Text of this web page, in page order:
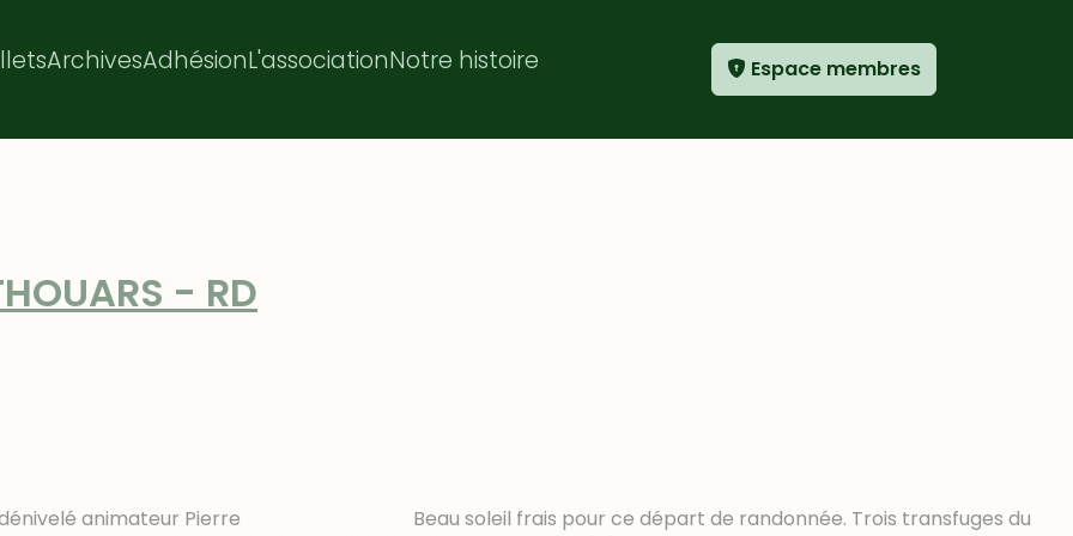
ArchivesAdhésionL'associationNotre histoire Espace membres
- RD
m de dénivelé animateur Pierre Beau soleil frais pour ce départ de randonnée. Trois transfuges du